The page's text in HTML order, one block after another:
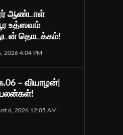
ஆண்டாள்
உத்ஸவம்
தொடக்கம்!
2026 4:04 PM
– வியாழன்|
பலன்கள்!
6, 2026 12:05 AM